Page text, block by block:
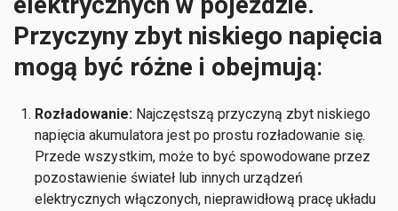
Przyczyny zbyt niskiego napięcia
mogą być różne i obejmują:
Rozładowanie: Najczęstszą przyczyną zbyt niskiego
napięcia akumulatora jest po prostu rozładowanie się.
Przede wszystkim, może to być spowodowane przez
pozostawienie świateł lub innych urządzeń
elektrycznych włączonych, nieprawidłową pracę układu